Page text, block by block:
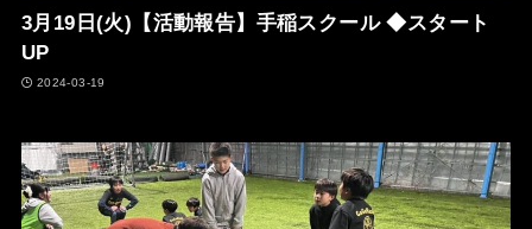
3月19日(火)【活動報告】手稲スクール ◆スタート
UP
2024-03-19